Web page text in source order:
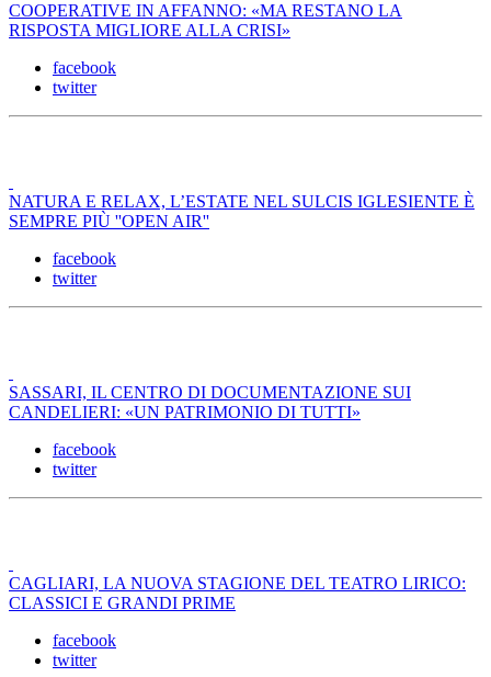
COOPERATIVE IN AFFANNO: «MA RESTANO LA
RISPOSTA MIGLIORE ALLA CRISI»
facebook
twitter
NATURA E RELAX, L’ESTATE NEL SULCIS IGLESIENTE È
SEMPRE PIÙ ''OPEN AIR''
facebook
twitter
SASSARI, IL CENTRO DI DOCUMENTAZIONE SUI
CANDELIERI: «UN PATRIMONIO DI TUTTI»
facebook
twitter
CAGLIARI, LA NUOVA STAGIONE DEL TEATRO LIRICO:
CLASSICI E GRANDI PRIME
facebook
twitter